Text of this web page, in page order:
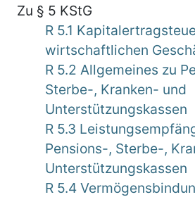
Zu § 5 KStG
R 5.1
wirtschaftlichen
R 5.2 Allgemeines zu
Sterbe-, Kranken- und
Unterstützungskassen
R 5.3
Pensions-, Sterbe-,
Unterstützungskassen
R 5.4